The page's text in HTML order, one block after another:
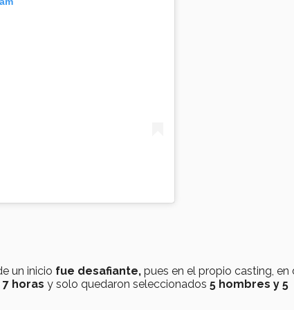
un inicio fue desafiante, pues en el propio casting, en
horas y solo quedaron seleccionados 5 hombres y 5